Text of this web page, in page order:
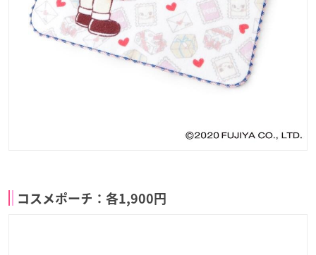
コスメポーチ：各1,900円